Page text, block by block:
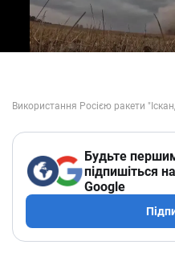
Будьте
підпишіться
Google